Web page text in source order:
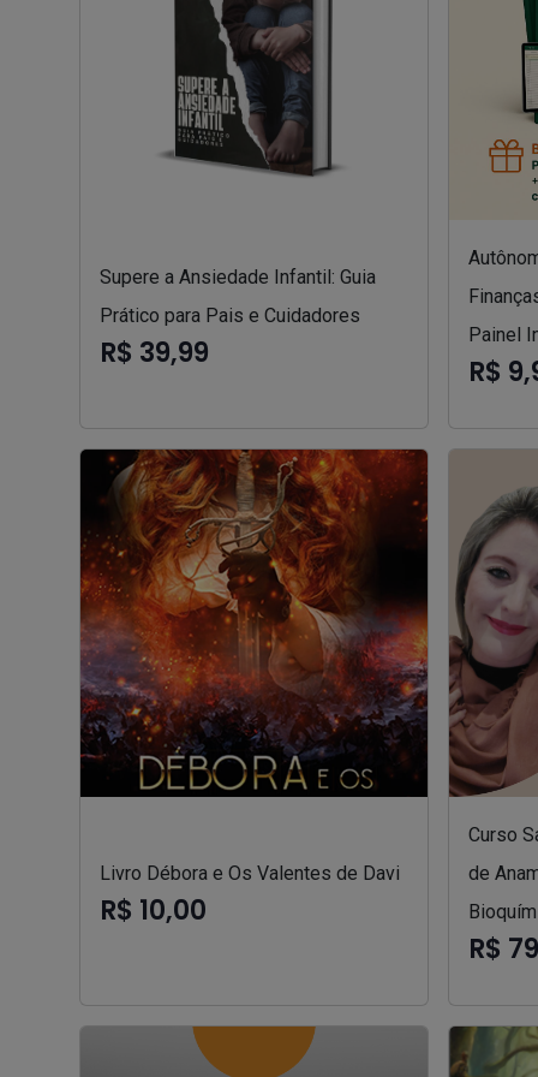
Supere a Ansiedade Infantil: Guia
Prático para Pais e Cuidadores
R$ 39,99
Painel
R$
Livro Débora e Os Valentes de Davi
R$ 10,00
Curso
de
R$